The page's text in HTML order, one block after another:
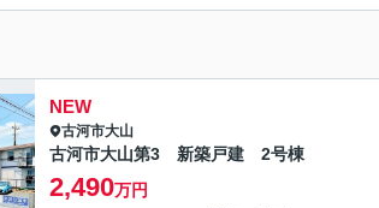
NEW
古河市大山
古河市大山第3 新築戸建 2号棟
2,490万円